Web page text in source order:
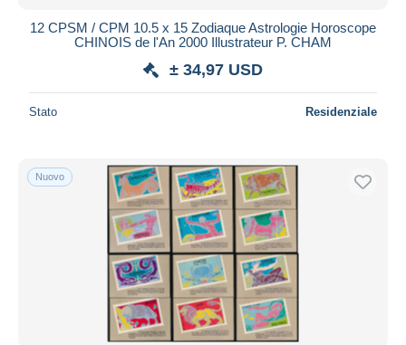
12 CPSM / CPM 10.5 x 15 Zodiaque Astrologie Horoscope
CHINOIS de l'An 2000 Illustrateur P. CHAM
± 34,97 USD
Stato Residenziale
Nuovo